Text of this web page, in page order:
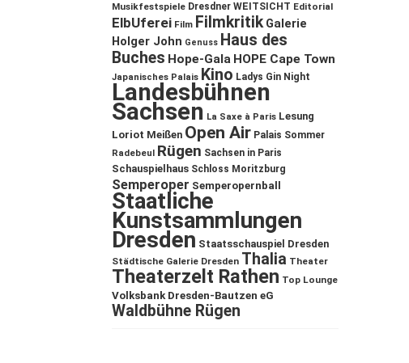
Musikfestspiele Dresdner WEITSICHT Editorial
ElbUferei Film Filmkritik Galerie
Holger John Genuss Haus des
Buches Hope-Gala HOPE Cape Town
Japanisches Palais Kino Ladys Gin Night
Landesbühnen
Sachsen La Saxe à Paris Lesung
Loriot Meißen Open Air Palais Sommer
Radebeul Rügen Sachsen in Paris
Schauspielhaus Schloss Moritzburg
Semperoper Semperopernball
Staatliche
Kunstsammlungen
Dresden Staatsschauspiel Dresden
Städtische Galerie Dresden Thalia Theater
Theaterzelt Rathen Top Lounge
Volksbank Dresden-Bautzen eG
Waldbühne Rügen